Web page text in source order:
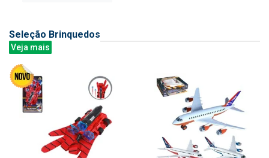
Seleção Brinquedos
Veja mais